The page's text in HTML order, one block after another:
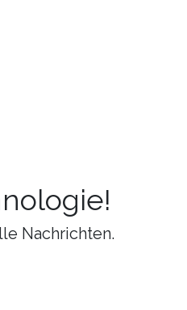
Nachrichten.